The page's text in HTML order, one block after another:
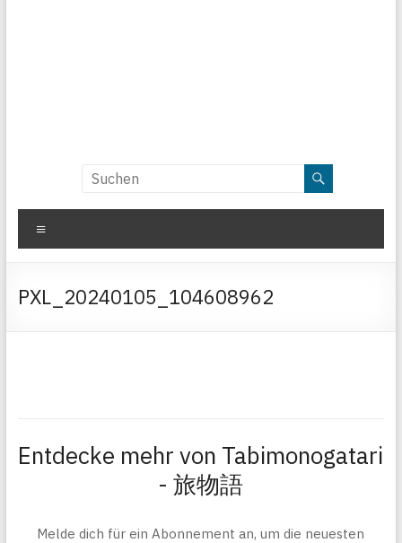
PXL_20240105_104608962
Entdecke mehr von Tabimonogatari
- 旅物語
Melde dich für ein Abonnement an, um die neuesten